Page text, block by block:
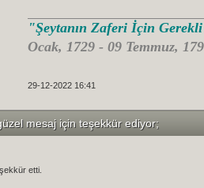
"Şeytanın Zaferi İçin
Ocak, 1729 - 09 Temmuz,
29-12-2022 16:41
mesaj için teşekkür ediyor;
etti.